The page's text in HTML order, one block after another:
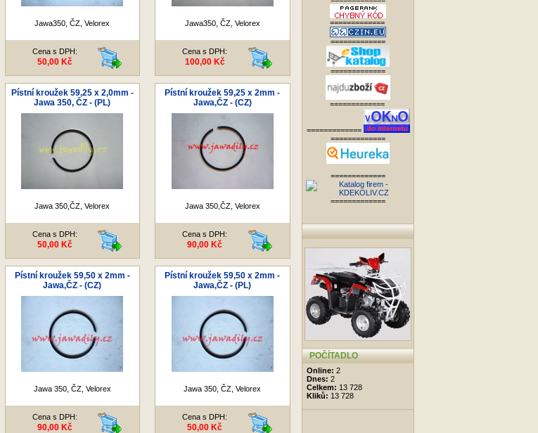
Jawa350, ČZ, Velorex
Cena s DPH:
50,00 Kč
Jawa350, ČZ, Velorex
Cena s DPH:
100,00 Kč
Pístní kroužek 59,25 x 2,0mm -
Jawa 350, ČZ - (PL)
Jawa 350,ČZ, Velorex
Cena s DPH:
50,00 Kč
Pístní kroužek 59,25 x 2mm -
Jawa,ČZ - (CZ)
Jawa 350,ČZ, Velorex
Cena s DPH:
90,00 Kč
Pístní kroužek 59,50 x 2mm -
Jawa,ČZ - (CZ)
Jawa 350, ČZ, Velorex
Cena s DPH:
90,00 Kč
Pístní kroužek 59,50 x 2mm -
Jawa,ČZ - (PL)
Jawa 350, ČZ, Velorex
Cena s DPH:
50,00 Kč
=============
=============
=============
=============
=============
=============
=============
=============
POČÍTADLO
Online: 2
Dnes: 2
Celkem: 13 728
Kliků: 13 728